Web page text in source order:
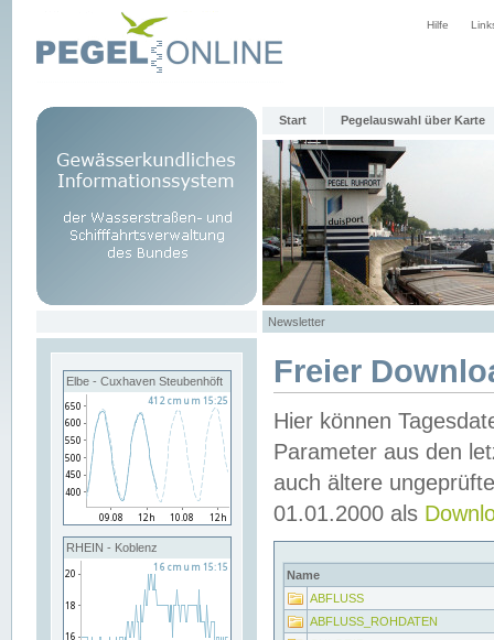
Hilfe
Start Pegelauswahl über Karte
Newsletter
Elbe - Cuxhaven Steubenhöft
RHEIN - Koblenz
Freier
Hier können
Parameter aus den
auch ältere
01.01.2000 als
Name
ABFLUSS
ABFLUSS_ROHDATEN